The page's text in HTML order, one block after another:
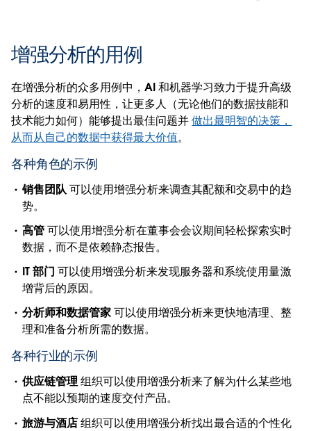
增强分析的用例
在增强分析的众多用例中，AI 和机器学习致力于提升高级
分析的速度和易用性，让更多人（无论他们的数据技能和
技术能力如何）能够提出最佳问题并做出最明智的决策，
从而从自己的数据中获得最大价值。
各种角色的示例
销售团队可以使用增强分析来调查其配额和交易中的趋
势。
高管可以使用增强分析在董事会会议期间轻松探索实时
数据，而不是依赖静态报告。
IT 部门 可以使用增强分析来发现服务器和系统使用量激
增背后的原因。
分析师和数据管家可以使用增强分析来更快地清理、整
理和准备分析所需的数据。
各种行业的示例
供应链管理组织可以使用增强分析来了解为什么某些地
点不能以预期的速度交付产品。
旅游与酒店组织可以使用增强分析找出最合适的个性化